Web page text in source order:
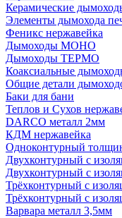
Керамические
Элементы дымохода
Феникс нержавейка
Дымоходы МОНО
Дымоходы ТЕРМО
Коаксиальные
Общие детали
Баки для бани
Теплов и Сухов
DARCO металл 2мм
КДМ нержавейка
Одноконтурный
Двухконтурный с
Двухконтурный с
Трёхконтурный с
Трёхконтурный с
Варвара металл 3,5мм